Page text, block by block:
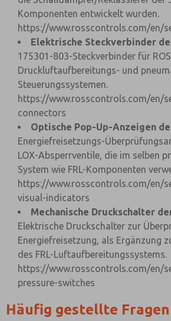
Komponenten entwickelt wurden.
https://www.rosscontrols.com/en/
Elektrische Steckverbinder
175301-803-Steckverbinder für
Druckluftaufbereitungs- und
Steuerungssystemen.
https://www.rosscontrols.com/en/
connectors
Optische Pop-Up-Anzeigen
Energiefreisetzungs-
LOX-Absperrventile, die im selben
System wie FRL-Komponenten
https://www.rosscontrols.com/en/
visual-indicators
Mechanische Druckschalter
Elektrische Druckschalter zur
Energiefreisetzung, als Ergänzung
des FRL-Luftaufbereitungssystems.
https://www.rosscontrols.com/en/
pressure-switches
Häufig gestellte Fragen